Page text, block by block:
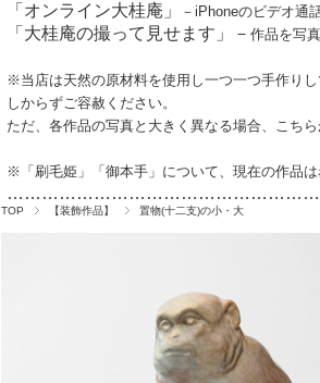
「オンライン大桂庵」 －iPhoneのビデオ通
「大桂庵の撮って見せます」－ 作品を写
※当店は天然の原材料を使用し一つ一つ手作り
しからずご容赦ください。
ただ、各作品の写真と大きく異なる場合、こち
※「刷毛姫」「御本手」について、現在の作品は
TOP 【装飾作品】 置物(十二支)の小・大